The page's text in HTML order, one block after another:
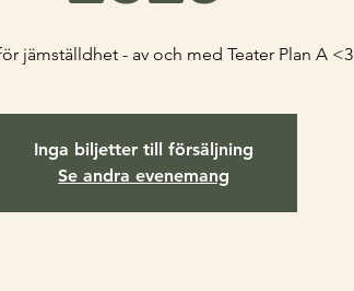
jämställdhet - av och med Teater Plan A <3
Inga biljetter till försäljning
Se andra evenemang